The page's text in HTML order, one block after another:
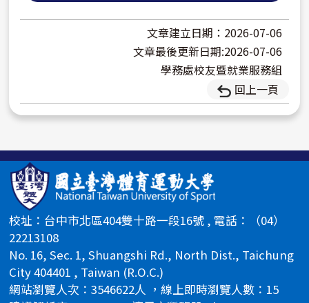
文章建立日期：2026-07-06
文章最後更新日期:2026-07-06
學務處校友暨就業服務組
回上一頁
校址：台中市北區404雙十路一段16號 , 電話：（04）
22213108
No. 16, Sec. 1, Shuangshi Rd., North Dist., Taichung
City 404401 , Taiwan (R.O.C.)
網站瀏覽人次：3546622人 ，線上即時瀏覽人數：15